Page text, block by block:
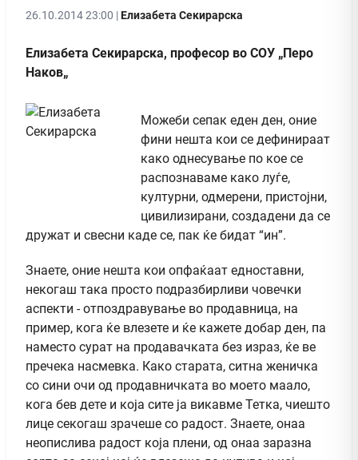
26.10.2014 23:00 |Елизабета Секирарска
Елизабета Секирарска, професор во СОУ „Перо
Наков„
Можеби сепак еден ден, оние
фини нешта кои се дефинираат
како однесување по кое се
распознаваме како луѓе,
културни, одмерени, пристојни,
цивилизирани, создадени да се
дружат и свесни каде се, пак ќе бидат “ин”.
Знаете, оние нешта кои опфаќаат едноставни,
некогаш така просто подразбирливи човечки
аспекти - отпоздравување во продавница, на
пример, кога ќе влезете и ќе кажете добар ден, па
наместо сурат на продавачката без израз, ќе ве
пречека насмевка. Како старата, ситна женичка
со сини очи од продавничката во моето маало,
кога бев дете и која сите ја викавме Тетка, чиешто
лице секогаш зрачеше со радост. Знаете, онаа
неопислива радост која плени, од онаа заразна